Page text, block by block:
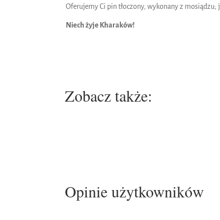
Oferujemy Ci pin tłoczony, wykonany z
Niech żyje Kharaków!
Zobacz także:
Opinie użytkowników